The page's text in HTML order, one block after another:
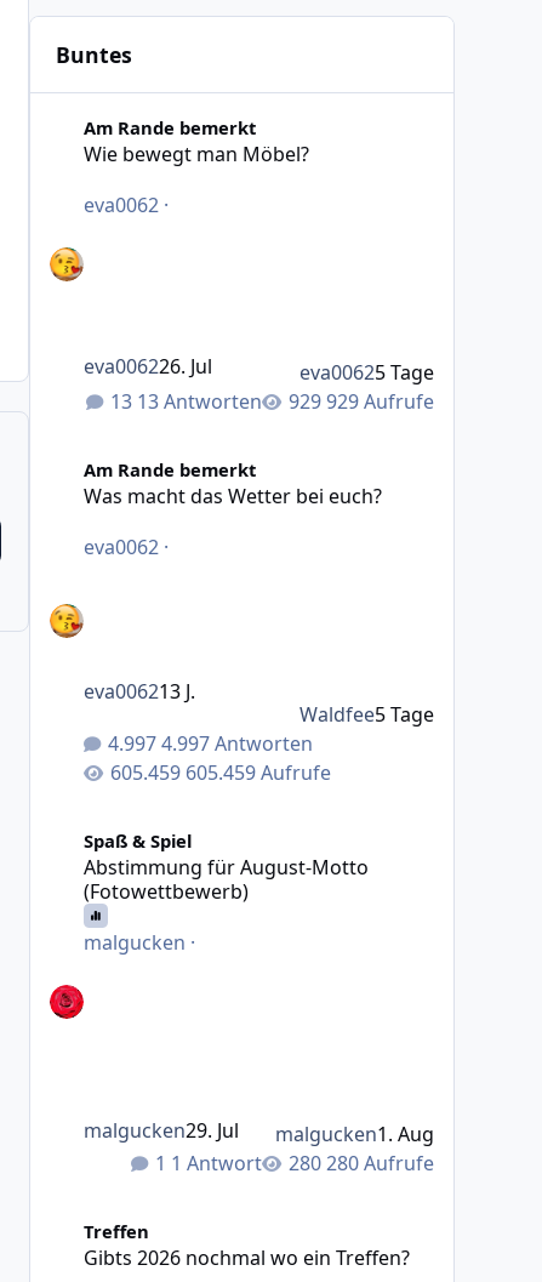
Buntes
Am Rande bemerkt
Wie bewegt man Möbel?
eva0062 ·
13 Antworten 929 Aufrufe
eva006226. Jul eva00625 Tage
Am Rande bemerkt
Was macht das Wetter bei euch?
eva0062 ·
4.997 Antworten
605.459 Aufrufe
eva006213 J.
Waldfee5 Tage
Spaß & Spiel
Abstimmung für August-Motto
(Fotowettbewerb)
malgucken ·
1 Antwort 280 Aufrufe
malgucken29. Jul malgucken1. Aug
Treffen
Gibts 2026 nochmal wo ein Treffen?